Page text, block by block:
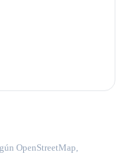
OpenStreetMap,